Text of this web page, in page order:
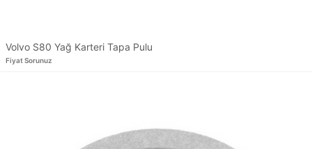
Volvo S80 Yağ Karteri Tapa Pulu
Fiyat Sorunuz